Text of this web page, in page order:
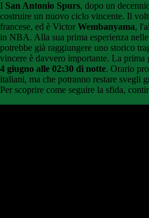
I San Antonio Spurs, dopo un
costruire un nuovo ciclo vincente. Il
francese, ed è Victor Wembanyama,
in NBA. Alla sua prima esperienza
potrebbe già raggiungere uno storico
vincere è davvero importante. La
4 giugno alle 02:30 di notte. Orario
italiani, ma che potranno restare svegli
Per scoprire come seguire la sfida,